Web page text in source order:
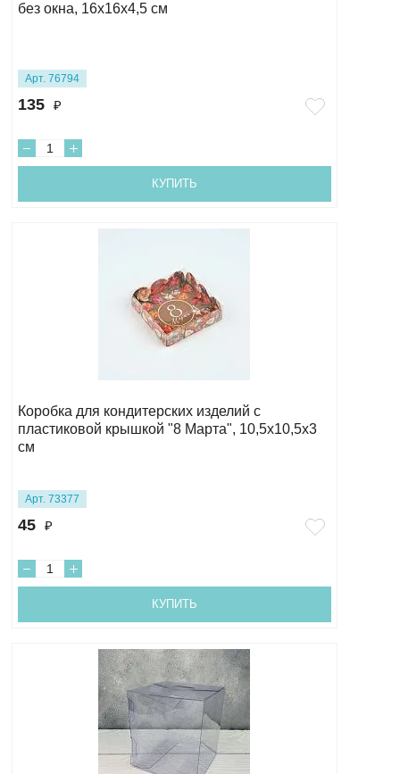
без окна, 16х16х4,5 см
Арт. 76794
135 ₽
КУПИТЬ
Коробка для кондитерских изделий с
пластиковой крышкой "8 Марта", 10,5х10,5х3
см
Арт. 73377
45 ₽
КУПИТЬ